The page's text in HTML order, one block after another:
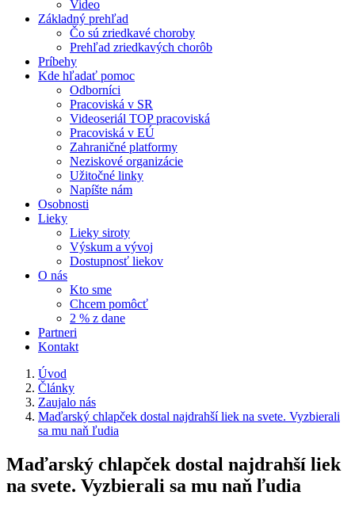
Video
Základný prehľad
Čo sú zriedkavé choroby
Prehľad zriedkavých chorôb
Príbehy
Kde hľadať pomoc
Odborníci
Pracoviská v SR
Videoseriál TOP pracoviská
Pracoviská v EÚ
Zahraničné platformy
Neziskové organizácie
Užitočné linky
Napíšte nám
Osobnosti
Lieky
Lieky siroty
Výskum a vývoj
Dostupnosť liekov
O nás
Kto sme
Chcem pomôcť
2 % z dane
Partneri
Kontakt
Úvod
Články
Zaujalo nás
Maďarský chlapček dostal najdrahší liek na svete. Vyzbierali
sa mu naň ľudia
Maďarský chlapček dostal najdrahší liek
na svete. Vyzbierali sa mu naň ľudia